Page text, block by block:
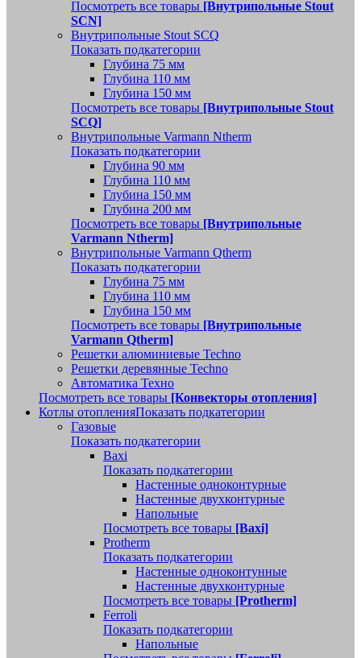
Посмотреть все товары [Внутрипольные Stout
SCN]
Внутрипольные Stout SCQ
Показать подкатегории
Глубина 75 мм
Глубина 110 мм
Глубина 150 мм
Посмотреть все товары [Внутрипольные Stout
SCQ]
Внутрипольные Varmann Ntherm
Показать подкатегории
Глубина 90 мм
Глубина 110 мм
Глубина 150 мм
Глубина 200 мм
Посмотреть все товары [Внутрипольные
Varmann Ntherm]
Внутрипольные Varmann Qtherm
Показать подкатегории
Глубина 75 мм
Глубина 110 мм
Глубина 150 мм
Посмотреть все товары [Внутрипольные
Varmann Qtherm]
Решетки алюминиевые Techno
Решетки деревянные Techno
Автоматика Техно
Посмотреть все товары [Конвекторы отопления]
Котлы отопленияПоказать подкатегории
Газовые
Показать подкатегории
Baxi
Показать подкатегории
Настенные одноконтурные
Настенные двухконтурные
Напольные
Посмотреть все товары [Baxi]
Protherm
Показать подкатегории
Настенные одноконтунные
Настенные двухконтурные
Посмотреть все товары [Protherm]
Ferroli
Показать подкатегории
Напольные